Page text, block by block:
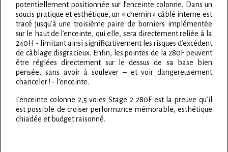
potentiellement positionnée sur l’enceinte colonne. Dans un
soucis pratique et esthétique, un « chemin » câblé interne est
tracé jusqu’à une troisième paire de borniers implémentée
sur le haut de l’enceinte, qui elle, sera directement reliée à la
240H - limitant ainsi significativement les risques d’excédent
de câblage disgracieux. Enfin, les pointes de la 280F peuvent
être réglées directement sur le dessus de sa base bien
pensée, sans avoir à soulever – et voir dangereusement
chanceler ! - l’enceinte.
L’enceinte colonne 2,5 voies Stage 2 280F est la preuve qu’il
est possible de croiser performance mémorable, esthétique
chiadée et budget raisonné.